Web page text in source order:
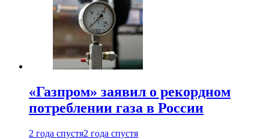
«Газпром» заявил о рекордном
потреблении газа в России
2 года спустя2 года спустя